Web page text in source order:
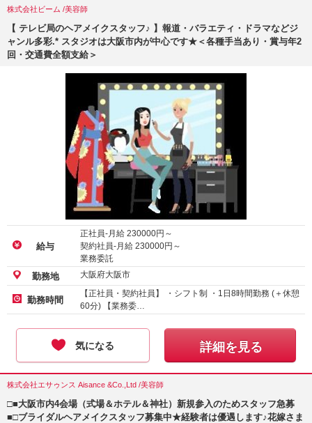
株式会社ビーム /美容師
【 テレビ局のヘアメイクスタッフ♪ 】報道・バラエティ・ドラマなどジ
ャンル多彩.* スタジオは大阪市内が中心です★＜各種手当あり・賞与年2
回・交通費全額支給＞
給与
正社員-月給 230000円～
契約社員-月給 230000円～
業務委託
勤務地 大阪府大阪市
勤務時間
【正社員・契約社員】 ・シフト制 ・1日8時間勤務 (＋休憩
60分) 【業務委…
気になる 詳細を見る
株式会社エサゥンス Aisance &Co.,Ltd /美容師
□■大阪市内4会場（式場＆ホテル＆神社）新規参入のためスタッフ急募
■□ブライダルヘアメイクスタッフ募集中★経験者は優遇します♪花嫁さま